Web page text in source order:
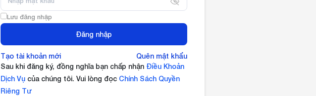
Lưu đăng nhập
Đăng nhập
Tạo tài khoản mới
Quên mật khẩu
Sau khi đăng ký, đồng nghĩa bạn chấp nhận Điều Khoản
Dịch Vụ của chúng tôi. Vui lòng đọc Chính Sách Quyền
Riêng Tư